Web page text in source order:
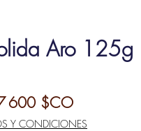
Aro 125g
600 $COPrix
promotionnel
Y CONDICIONES